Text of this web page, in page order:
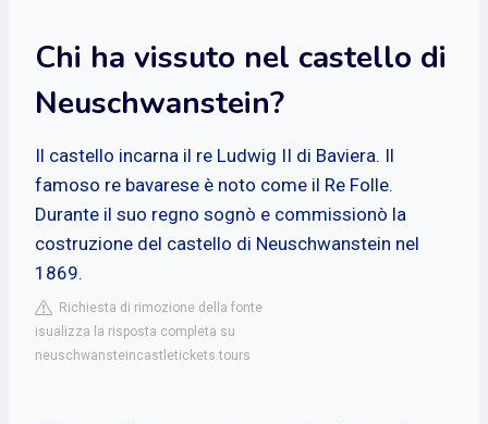
Chi ha vissuto nel castello di
Neuschwanstein?
Il castello incarna il re Ludwig II di Baviera. Il
famoso re bavarese è noto come il Re Folle.
Durante il suo regno sognò e commissionò la
costruzione del castello di Neuschwanstein nel
1869.
Richiesta di rimozione della fonte
isualizza la risposta completa su
neuschwansteincastletickets.tours